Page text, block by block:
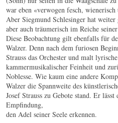
war eben «verwogen fesch,
Aber Siegmund Schlesinger hat weiter
aber auch träumerisch im Reiche
Diese Beobachtung gilt ebenfalls für
Walzer. Denn nach dem furiosen
Strauss das Orchester und malt
kammermusikalischer Feinheit und
Noblesse. Wie kaum eine andere
Walzer die Spannweite des
Josef Strauss zu Gebote stand. Er
Empfindung,
den Adel seiner Seele erkennen.